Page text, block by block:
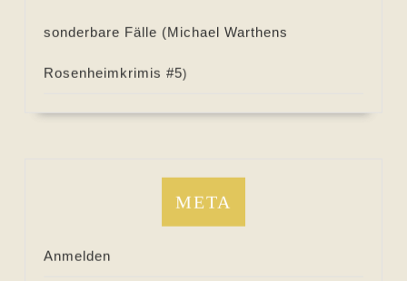
sonderbare Fälle (Michael Warthens
Rosenheimkrimis #5)
META
Anmelden